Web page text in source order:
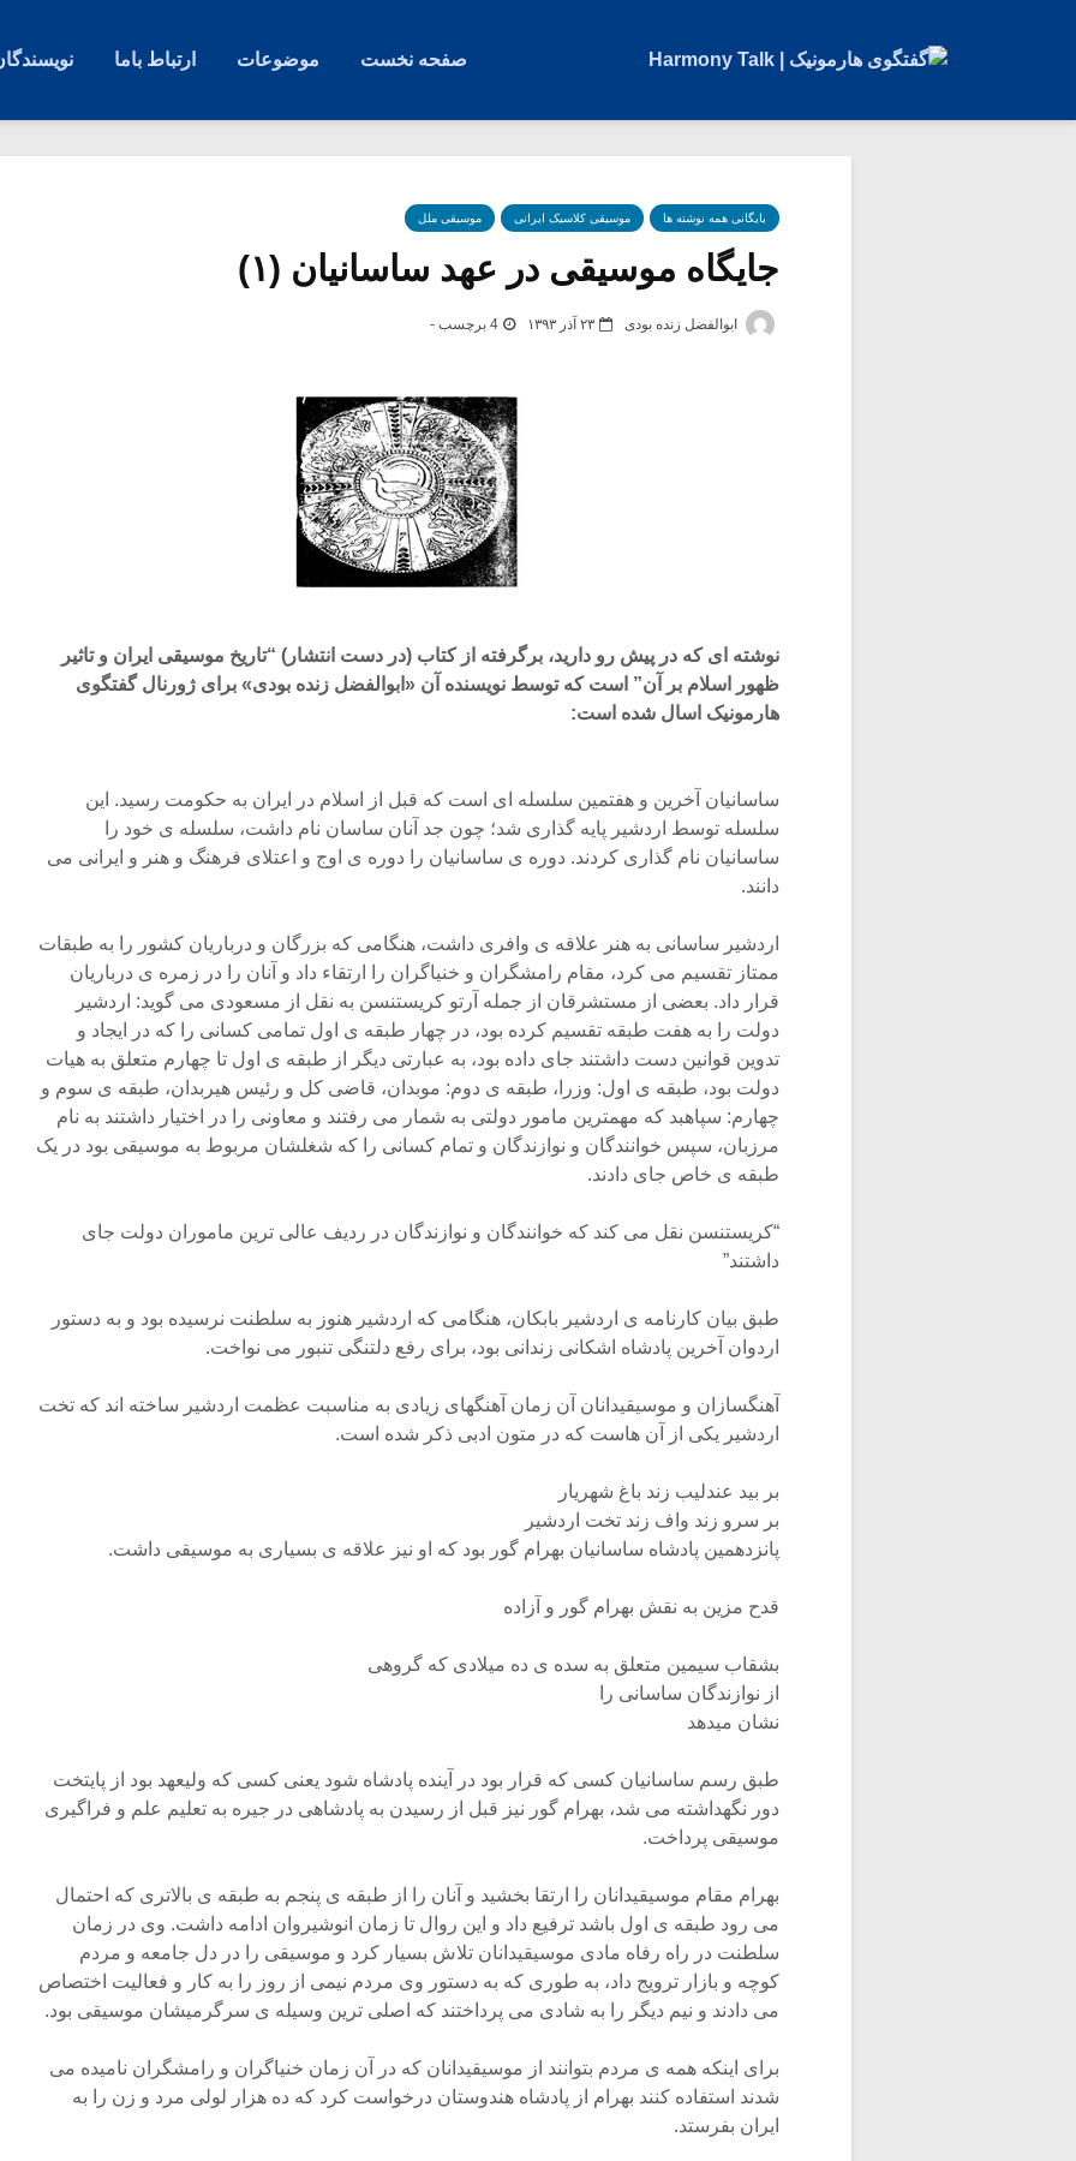
صفحه نخست موضوعات ارتباط باما
بایگانی همه نوشته ها موسیقی کلاسیک ایرانی موسیقی ملل
جایگاه موسیقی در عهد ساسانیان (۱)
ابوالفضل زنده بودی ۲۳ آذر ۱۳۹۳ 4 برچسب -
نوشته ای که در پیش رو دارید، برگرفته از کتاب (در دست انتشار) “تاریخ موسیقی ایران و تاثیر
ظهور اسلام بر آن” است که توسط نویسنده آن «ابوالفضل زنده بودی» برای ژورنال گفتگوی
هارمونیک اسال شده است:
ساسانیان آخرین و هفتمین سلسله ای است که قبل از اسلام در ایران به حکومت رسید. این
سلسله توسط اردشیر پایه گذاری شد؛ چون جد آنان ساسان نام داشت، سلسله ی خود را
ساسانیان نام گذاری کردند. دوره ی ساسانیان را دوره ی اوج و اعتلای فرهنگ و هنر و ایرانی می
دانند.
اردشیر ساسانی به هنر علاقه ی وافری داشت، هنگامی که بزرگان و درباریان کشور را به طبقات
ممتاز تقسیم می کرد، مقام رامشگران و خنیاگران را ارتقاء داد و آنان را در زمره ی درباریان
قرار داد. بعضی از مستشرقان از جمله آرتو کریستنسن به نقل از مسعودی می گوید: اردشیر
دولت را به هفت طبقه تقسیم کرده بود، در چهار طبقه ی اول تمامی کسانی را که در ایجاد و
تدوین قوانین دست داشتند جای داده بود، به عبارتی دیگر از طبقه ی اول تا چهارم متعلق به هیات
دولت بود، طبقه ی اول: وزرا، طبقه ی دوم: موبدان، قاضی کل و رئیس هیربدان، طبقه ی سوم و
چهارم: سپاهبد که مهمترین مامور دولتی به شمار می رفتند و معاونی را در اختیار داشتند به نام
مرزبان، سپس خوانندگان و نوازندگان و تمام کسانی را که شغلشان مربوط به موسیقی بود در یک
طبقه ی خاص جای دادند.
“کریستنسن نقل می کند که خوانندگان و نوازندگان در ردیف عالی ترین ماموران دولت جای
داشتند”
طبق بیان کارنامه ی اردشیر بابکان، هنگامی که اردشیر هنوز به سلطنت نرسیده بود و به دستور
اردوان آخرین پادشاه اشکانی زندانی بود، برای رفع دلتنگی تنبور می نواخت.
آهنگسازان و موسیقیدانان آن زمان آهنگهای زیادی به مناسبت عظمت اردشیر ساخته اند که تخت
اردشیر یکی از آن هاست که در متون ادبی ذکر شده است.
بر بید عندلیب زند باغ شهریار
بر سرو زند واف زند تخت اردشیر
پانزدهمین پادشاه ساسانیان بهرام گور بود که او نیز علاقه ی بسیاری به موسیقی داشت.
قدح مزین به نقش بهرام گور و آزاده
بشقاب سیمین متعلق به سده ی ده میلادی که گروهی
از نوازندگان ساسانی را
نشان میدهد
طبق رسم ساسانیان کسی که قرار بود در آینده پادشاه شود یعنی کسی که ولیعهد بود از پایتخت
دور نگهداشته می شد، بهرام گور نیز قبل از رسیدن به پادشاهی در جیره به تعلیم علم و فراگیری
موسیقی پرداخت.
بهرام مقام موسیقیدانان را ارتقا بخشید و آنان را از طبقه ی پنجم به طبقه ی بالاتری که احتمال
می رود طبقه ی اول باشد ترفیع داد و این روال تا زمان انوشیروان ادامه داشت. وی در زمان
سلطنت در راه رفاه مادی موسیقیدانان تلاش بسیار کرد و موسیقی را در دل جامعه و مردم
کوچه و بازار ترویج داد، به طوری که به دستور وی مردم نیمی از روز را به کار و فعالیت اختصاص
می دادند و نیم دیگر را به شادی می پرداختند که اصلی ترین وسیله ی سرگرمیشان موسیقی بود.
برای اینکه همه ی مردم بتوانند از موسیقیدانان که در آن زمان خنیاگران و رامشگران نامیده می
شدند استفاده کنند بهرام از پادشاه هندوستان درخواست کرد که ده هزار لولی مرد و زن را به
ایران بفرستد.